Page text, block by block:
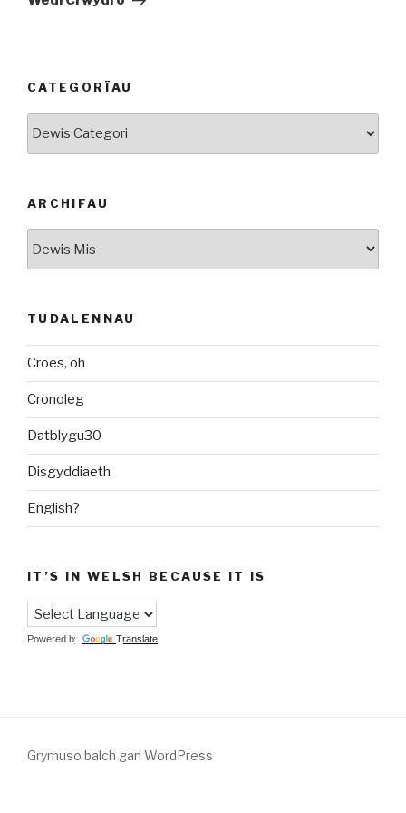
CATEGORÏAU
ARCHIFAU
TUDALENNAU
Croes, oh
Cronoleg
Datblygu30
Disgyddiaeth
English?
IT’S IN WELSH BECAUSE IT IS
Powered by Translate
Grymuso balch gan WordPress